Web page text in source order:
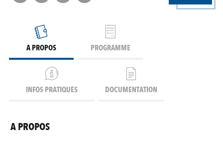
A PROPOS PROGRAMME
INFOS PRATIQUES DOCUMENTATION
A PROPOS